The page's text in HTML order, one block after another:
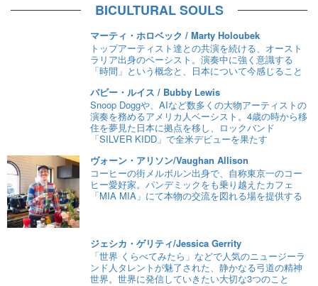
BICULTURAL SOULS
マーティ・ホロベック / Marty Holoubek
トップアーティスト達との共演を続ける、オースト
ラリア出身のベーシスト。演奏中に強く意識する
「時間」という概念と、日本について今感じること
バビー・ルイス / Bubby Lewis
Snoop Doggや、AIなど数多くの大物アーティストの
演奏を務めるアメリカ人ベーシスト。4歳の時から移
住を夢見た日本に拠点を移し、ロックバンド
「SILVER KIDD」で全米デビューを果たす
ヴォーン・アリソン/Vaughan Allison
コーヒーの街メルボルン出身で、自称東京一のコー
ヒー愛好家。パンデミックをも乗り越えたカフェ
「MIA MIA」にて本物の交流を図れる場を提供する
ジェシカ・ゲリティ/Jessica Gerrity
「世界 くらべてみたら」などで人気のニュージーラ
ンド人タレントが魅了された、静かなる弓道の精神
世界。世界に発信していきたい大切な3つのこと